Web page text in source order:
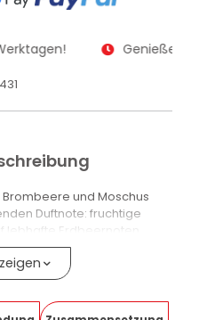
Genießen
und Moschus
Duftnote: fruchtige
Erdbeernoten,
Johannisbeer-Extrakt.
die natürliche Feuchtigkeit
dermatologisch getestet.